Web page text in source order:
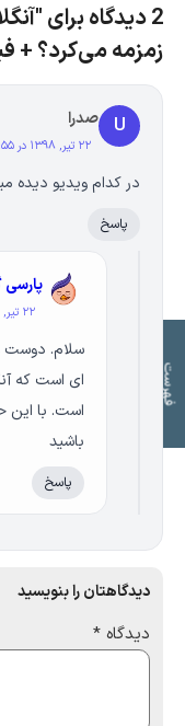
ف
ه
ر
س
ت
م
و
ض
و
ع
ا
2 دیدگاه برای
زمزمه می‌کرد؟ +
U صدرا
۲۲ تیر, ۱۳۹۸ در ۱:۵۵ ب٫ظ
در کدام ویدیو دیده
پاسخ
پارسی
۲۲ تیر, ۱۳۹۸ در ۲:۱۳ ب٫ظ
سلام. دوست
ای است که
است. با این
باشید
پاسخ
دیدگاهتان را بنویسید
دیدگاه *